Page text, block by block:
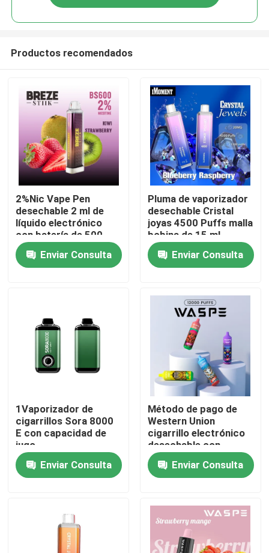
Hogar
Productos
Sobre nosotros
Viaje de la fábrica
Éntrenos en contacto con
Noticias
Dispositivo disponible de CBD Vape
Productos recomendados
2%Nic Vape Pen
desechable 2 ml de
líquido electrónico
con batería de 500
mAh
Enviar Consulta
Pluma de vaporizador
desechable Cristal
joyas 4500 Puffs malla
bobina de 15 ml
líquido recargable
Ecig Enviar Consulta
1Vaporizador de
cigarrillos Sora 8000
E con capacidad de
jugo
Enviar Consulta
Método de pago de
Western Union
cigarrillo electrónico
desechable con
puerto de carga tipo C
Enviar Consulta